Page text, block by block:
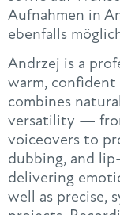
Aufnahmen in
ebenfalls
Andrzej is a
warm,
combines
versatility —
voiceovers to
dubbing, and
delivering
well as precise,